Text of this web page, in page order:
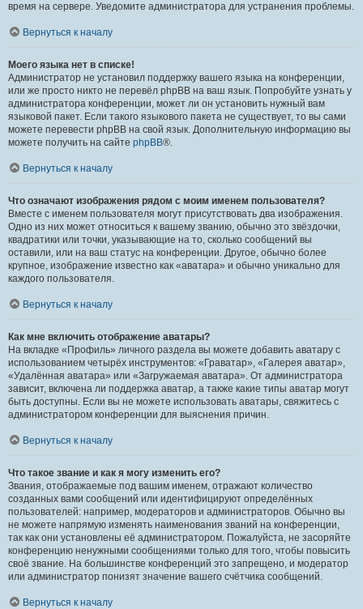
время на сервере. Уведомите администратора для устранения проблемы.
Вернуться к началу
Моего языка нет в списке!
Администратор не установил поддержку вашего языка на конференции,
или же просто никто не перевёл phpBB на ваш язык. Попробуйте узнать у
администратора конференции, может ли он установить нужный вам
языковой пакет. Если такого языкового пакета не существует, то вы сами
можете перевести phpBB на свой язык. Дополнительную информацию вы
можете получить на сайте phpBB®.
Вернуться к началу
Что означают изображения рядом с моим именем пользователя?
Вместе с именем пользователя могут присутствовать два изображения.
Одно из них может относиться к вашему званию, обычно это звёздочки,
квадратики или точки, указывающие на то, сколько сообщений вы
оставили, или на ваш статус на конференции. Другое, обычно более
крупное, изображение известно как «аватара» и обычно уникально для
каждого пользователя.
Вернуться к началу
Как мне включить отображение аватары?
На вкладке «Профиль» личного раздела вы можете добавить аватару с
использованием четырёх инструментов: «Граватар», «Галерея аватар»,
«Удалённая аватара» или «Загружаемая аватара». От администратора
зависит, включена ли поддержка аватар, а также какие типы аватар могут
быть доступны. Если вы не можете использовать аватары, свяжитесь с
администратором конференции для выяснения причин.
Вернуться к началу
Что такое звание и как я могу изменить его?
Звания, отображаемые под вашим именем, отражают количество
созданных вами сообщений или идентифицируют определённых
пользователей: например, модераторов и администраторов. Обычно вы
не можете напрямую изменять наименования званий на конференции,
так как они установлены её администратором. Пожалуйста, не засоряйте
конференцию ненужными сообщениями только для того, чтобы повысить
своё звание. На большинстве конференций это запрещено, и модератор
или администратор понизят значение вашего счётчика сообщений.
Вернуться к началу